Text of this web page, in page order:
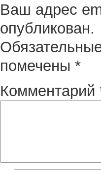
Ваш адрес
опубликован.
помечены *
Комментарий